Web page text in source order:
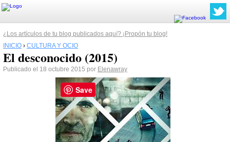
¿Los artículos de tu blog publicados aquí? ¡Propón tu blog!
INICIO › CULTURA Y OCIO
El desconocido (2015)
Publicado el 18 octubre 2015 por Elenawray
Save